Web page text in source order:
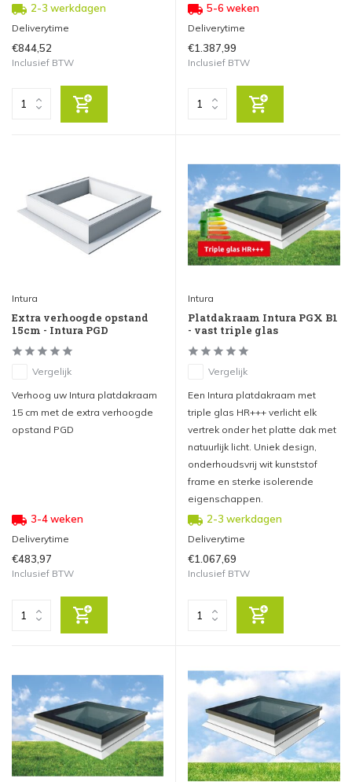
2-3 werkdagen
Deliverytime
€844,52
Inclusief BTW
5-6 weken
Deliverytime
€1.387,99
Inclusief BTW
Intura
Extra verhoogde opstand
15cm - Intura PGD
Vergelijk
Verhoog uw Intura platdakraam
15 cm met de extra verhoogde
opstand PGD
3-4 weken
Deliverytime
€483,97
Inclusief BTW
Intura
Platdakraam Intura PGX B1
- vast triple glas
Vergelijk
Een Intura platdakraam met
triple glas HR+++ verlicht elk
vertrek onder het platte dak met
natuurlijk licht. Uniek design,
onderhoudsvrij wit kunststof
frame en sterke isolerende
eigenschappen.
2-3 werkdagen
Deliverytime
€1.067,69
Inclusief BTW